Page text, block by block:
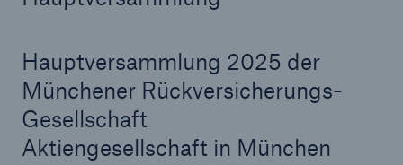
Hauptversammlung 2025 der
Münchener Rückversicherungs-
Gesellschaft
Aktiengesellschaft in München
Tech Trend Radar 2026